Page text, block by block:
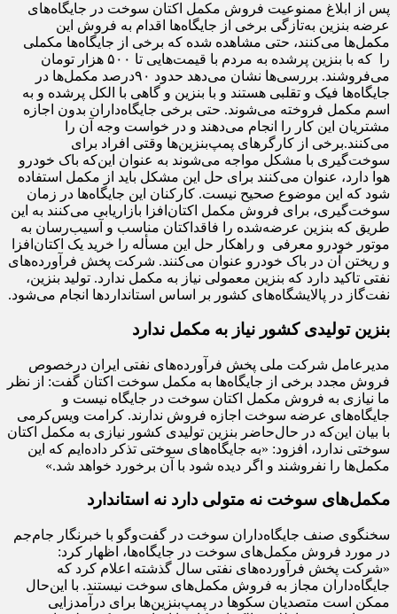
پس از ابلاغ ممنوعیت فروش مکمل اکتان سوخت در جایگاه‌های
عرضه بنزین به‌تازگی برخی از جایگاه‌ها اقدام به فروش این
مکمل‌ها می‌کنند، حتی مشاهده شده که برخی از جایگاه‌ها مکملی
را که با بنزین پرشده به مردم با قیمت‌هایی تا ۵۰۰ هزار تومان
می‌فروشند. بررسی‌ها نشان می‌دهد حدود ۹۰درصد مکمل‌ها در
جایگاه‌ها فیک و تقلبی هستند و با بنزین و گاهی با الکل پرشده و به
اسم مکمل فروخته می‌شوند. حتی برخی جایگاه‌داران بدون اجازه
مشتریان این کار را انجام می‌دهند و در خواست وجه آن را
می‌کنند.برخی از کارگرهای پمپ‌بنزین‌ها وقتی افراد برای
سوخت‌گیری با مشکل مواجه می‌شوند به عنوان این‌که باک خودرو
هوا دارد، عنوان می‌کنند برای حل این مشکل باید از مکمل استفاده
شود که این موضوع صحیح نیست. کارکنان این جایگاه‌ها در زمان
سوخت‌گیری، برای فروش مکمل اکتان‌افزا بازاریابی می‌کنند به این
طریق که بنزین عرضه‌شده را فاقداکتان مناسب و آسیب‌رسان به
موتور خودرو معرفی و راهکار حل این مسأله را خرید یک اکتان‌افزا
و ریختن آن در باک خودرو عنوان می‌کنند. شرکت پخش فرآورده‌های
نفتی تاکید دارد که بنزین معمولی نیاز به مکمل ندارد. تولید بنزین،
نفت‌گاز در پالایشگاه‌های کشور بر اساس استانداردها انجام می‌شود.
بنزین تولیدی کشور نیاز به مکمل ندارد
مدیرعامل شرکت ملی پخش فرآورده‌های نفتی ایران درخصوص
فروش مجدد برخی از جایگاه‌ها به مکمل سوخت اکتان گفت: از نظر
ما نیازی به فروش مکمل اکتان سوخت در جایگاه نیست و
جایگاه‌های عرضه سوخت اجازه فروش ندارند. کرامت ویس‌کرمی
با بیان این‌که در حال‌حاضر بنزین تولیدی کشور نیازی به مکمل اکتان
سوختی ندارد، افزود: «به جایگاه‌های سوختی تذکر داده‌ایم که این
مکمل‌ها را نفروشند و اگر دیده شود با آن برخورد خواهد شد.»
مکمل‌های سوخت نه متولی دارد نه استاندارد
سخنگوی صنف جایگاه‌داران سوخت در گفت‌وگو با خبرنگار جام‌جم
در مورد فروش مکمل‌های سوخت در جایگاه‌ها، اظهار کرد:
«شرکت پخش فرآورده‌های نفتی سال گذشته اعلام کرد که
جایگاه‌داران مجاز به فروش مکمل‌های سوخت نیستند. با این‌حال
ممکن است متصدیان سکوها در پمپ‌بنزین‌ها برای درآمدزایی